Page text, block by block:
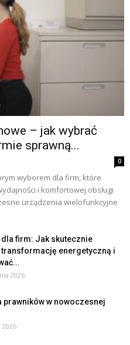
– jak wybrać
sprawną...
0
wyborem dla firm, które
i komfortowej obsługi
urządzenia wielofunkcyjne
dla firm: Jak skutecznie
energetyczną i
2026
prawników w nowoczesnej
2026